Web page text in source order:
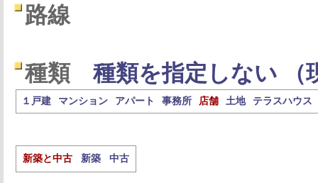
路線
種類 種類を指定しない （
１戸建 マンション アパート 事務所 店舗 土地 テラスハウス
新築と中古 新築 中古